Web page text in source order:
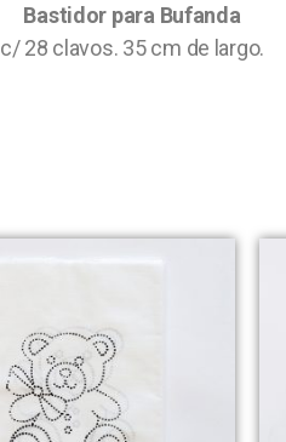
Bastidor para Bufanda
c/ 28 clavos. 35 cm de largo.